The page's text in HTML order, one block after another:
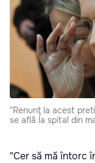
"Renunţ la acest
se află la spital din
"Cer să mă întorc